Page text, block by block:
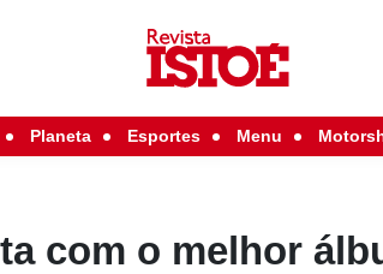
Planeta Esportes Menu
com o melhor